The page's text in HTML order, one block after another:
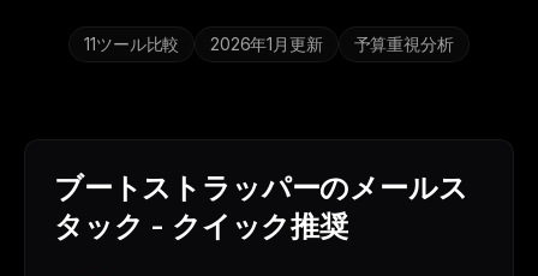
11ツール比較 2026年1月更新 予算重視分析
ブートストラッパーのメールス
タック - クイック推奨